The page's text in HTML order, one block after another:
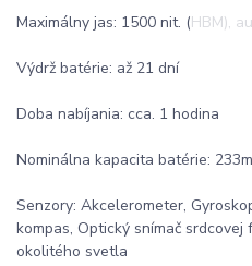
Maximálny jas: 1500 nit. (HBM),
Výdrž batérie: až 21 dní
Doba nabíjania: cca. 1 hodina
Nominálna kapacita batérie:
Senzory: Akcelerometer,
kompas, Optický snímač
okolitého svetla